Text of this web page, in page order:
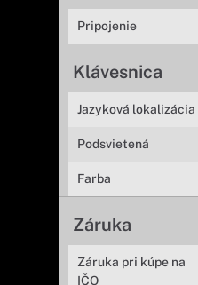
Pripojenie
Klávesnica
Jazyková lokalizácia
Podsvietená
Farba
Záruka
Záruka pri kúpe na
IČO